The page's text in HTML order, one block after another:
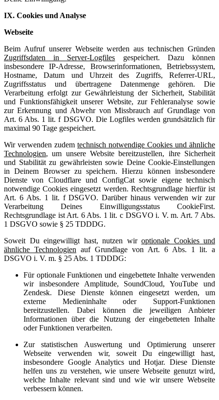
IX. Cookies und Analyse
Webseite
Beim Aufruf unserer Webseite werden aus technischen Gründen
Zugriffsdaten in Server-Logfiles gespeichert. Dazu können
insbesondere IP-Adresse, Browserinformationen, Betriebssystem,
Hostname, Datum und Uhrzeit des Zugriffs, Referrer-URL,
Zugriffsstatus und übertragene Datenmenge gehören. Die
Verarbeitung erfolgt zur Gewährleistung der Sicherheit, Stabilität
und Funktionsfähigkeit unserer Website, zur Fehleranalyse sowie
zur Erkennung und Abwehr von Missbrauch auf Grundlage von
Art. 6 Abs. 1 lit. f DSGVO. Die Logfiles werden grundsätzlich für
maximal 90 Tage gespeichert.
Wir verwenden zudem technisch notwendige Cookies und ähnliche
Technologien, um unsere Website bereitzustellen, ihre Sicherheit
und Stabilität zu gewährleisten sowie Deine Cookie-Einstellungen
in Deinem Browser zu speichern. Hierzu können insbesondere
Dienste von Cloudflare und ConfigCat sowie eigene technisch
notwendige Cookies eingesetzt werden. Rechtsgrundlage hierfür ist
Art. 6 Abs. 1 lit. f DSGVO. Darüber hinaus verwenden wir zur
Verarbeitung Deines Einwilligungsstatus CookieFirst.
Rechtsgrundlage ist Art. 6 Abs. 1 lit. c DSGVO i. V. m. Art. 7 Abs.
1 DSGVO sowie § 25 TDDDG.
Soweit Du eingewilligt hast, nutzen wir optionale Cookies und
ähnliche Technologien auf Grundlage von Art. 6 Abs. 1 lit. a
DSGVO i. V. m. § 25 Abs. 1 TDDDG:
Für optionale Funktionen und eingebettete Inhalte verwenden
wir insbesondere Amplitude, SoundCloud, YouTube und
Zendesk. Diese Dienste können eingesetzt werden, um
externe Medieninhalte oder Support-Funktionen
bereitzustellen. Dabei können die jeweiligen Anbieter
Informationen über die Nutzung der eingebetteten Inhalte
oder Funktionen verarbeiten.
Zur statistischen Auswertung und Optimierung unserer
Webseite verwenden wir, soweit Du eingewilligt hast,
insbesondere Google Analytics und Hotjar. Diese Dienste
helfen uns zu verstehen, wie unsere Webseite genutzt wird,
welche Inhalte relevant sind und wie wir unsere Webseite
verbessern können.